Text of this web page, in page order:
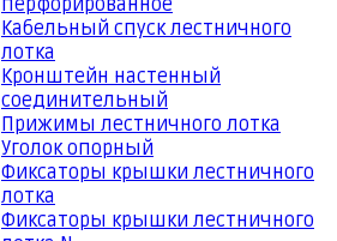
перфорированное
Кабельный спуск лестничного
лотка
Кронштейн настенный
соединительный
Прижимы лестничного лотка
Уголок опорный
Фиксаторы крышки лестничного
лотка
Фиксаторы крышки лестничного